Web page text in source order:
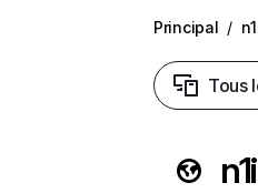
Principal /
Tous